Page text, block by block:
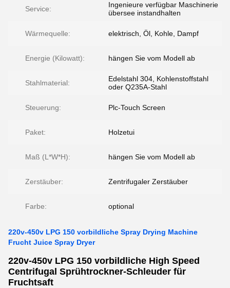
Service:
Ingenieure verfügbar Maschinerie
übersee instandhalten
Wärmequelle: elektrisch, Öl, Kohle, Dampf
Energie (Kilowatt): hängen Sie vom Modell ab
Stahlmaterial:
Edelstahl 304, Kohlenstoffstahl
oder Q235A-Stahl
Steuerung: Plc-Touch Screen
Paket: Holzetui
Maß (L*W*H): hängen Sie vom Modell ab
Zerstäuber: Zentrifugaler Zerstäuber
Farbe: optional
220v-450v LPG 150 vorbildliche Spray Drying Machine
Frucht Juice Spray Dryer
220v-450v LPG 150 vorbildliche High Speed
Centrifugal Sprühtrockner-Schleuder für
Fruchtsaft